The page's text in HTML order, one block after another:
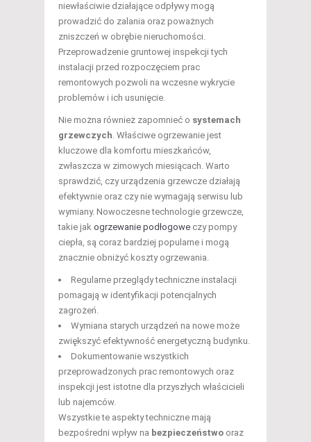
niewłaściwie działające odpływy mogą
prowadzić do zalania oraz poważnych
zniszczeń w obrębie nieruchomości.
Przeprowadzenie gruntowej inspekcji tych
instalacji przed rozpoczęciem prac
remontowych pozwoli na wczesne wykrycie
problemów i ich usunięcie.
Nie można również zapomnieć o systemach
grzewczych. Właściwe ogrzewanie jest
kluczowe dla komfortu mieszkańców,
zwłaszcza w zimowych miesiącach. Warto
sprawdzić, czy urządzenia grzewcze działają
efektywnie oraz czy nie wymagają serwisu lub
wymiany. Nowoczesne technologie grzewcze,
takie jak ogrzewanie podłogowe czy pompy
ciepła, są coraz bardziej popularne i mogą
znacznie obniżyć koszty ogrzewania.
Regularne przeglądy techniczne instalacji
pomagają w identyfikacji potencjalnych
zagrożeń.
Wymiana starych urządzeń na nowe może
zwiększyć efektywność energetyczną budynku.
Dokumentowanie wszystkich
przeprowadzonych prac remontowych oraz
inspekcji jest istotne dla przyszłych właścicieli
lub najemców.
Wszystkie te aspekty techniczne mają
bezpośredni wpływ na bezpieczeństwo oraz